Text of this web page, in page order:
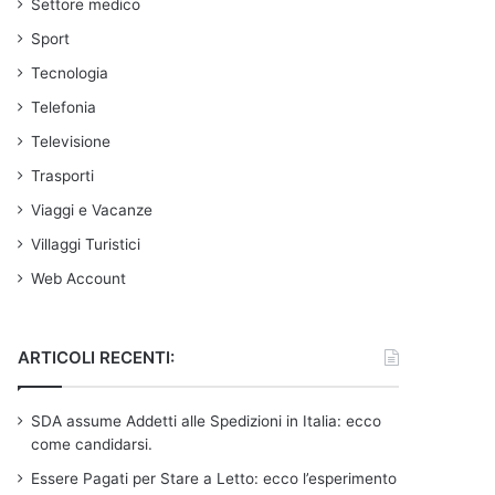
Settore medico
Sport
Tecnologia
Telefonia
Televisione
Trasporti
Viaggi e Vacanze
Villaggi Turistici
Web Account
ARTICOLI RECENTI:
SDA assume Addetti alle Spedizioni in Italia: ecco
come candidarsi.
Essere Pagati per Stare a Letto: ecco l’esperimento